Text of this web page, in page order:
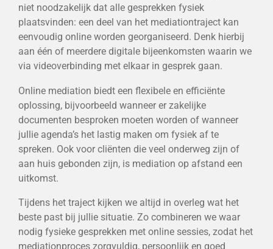
niet noodzakelijk dat alle gesprekken fysiek
plaatsvinden: een deel van het mediationtraject kan
eenvoudig online worden georganiseerd. Denk hierbij
aan één of meerdere digitale bijeenkomsten waarin we
via videoverbinding met elkaar in gesprek gaan.
Online mediation biedt een flexibele en efficiënte
oplossing, bijvoorbeeld wanneer er zakelijke
documenten besproken moeten worden of wanneer
jullie agenda’s het lastig maken om fysiek af te
spreken. Ook voor cliënten die veel onderweg zijn of
aan huis gebonden zijn, is mediation op afstand een
uitkomst.
Tijdens het traject kijken we altijd in overleg wat het
beste past bij jullie situatie. Zo combineren we waar
nodig fysieke gesprekken met online sessies, zodat het
mediationproces zorgvuldig, persoonlijk en goed